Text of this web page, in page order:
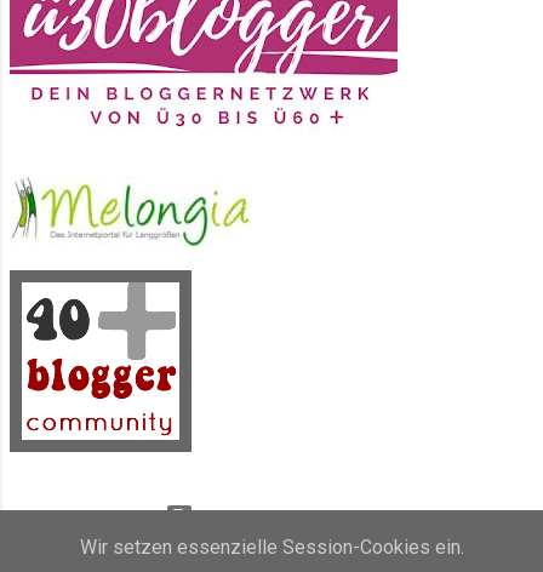
Powered by Blogger
Wir setzen essenzielle Session-Cookies ein.